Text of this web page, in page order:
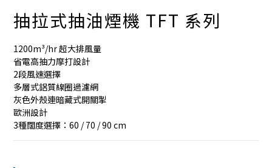
抽拉式抽油煙機 TFT 系列
1200m³/hr 超大排風量
省電高抽力摩打設計
2段風速選擇
多層式鋁質線圈過濾網
灰色外殼連暗藏式開關掣
歐洲設計
3種闊度選擇：60 / 70 / 90 cm